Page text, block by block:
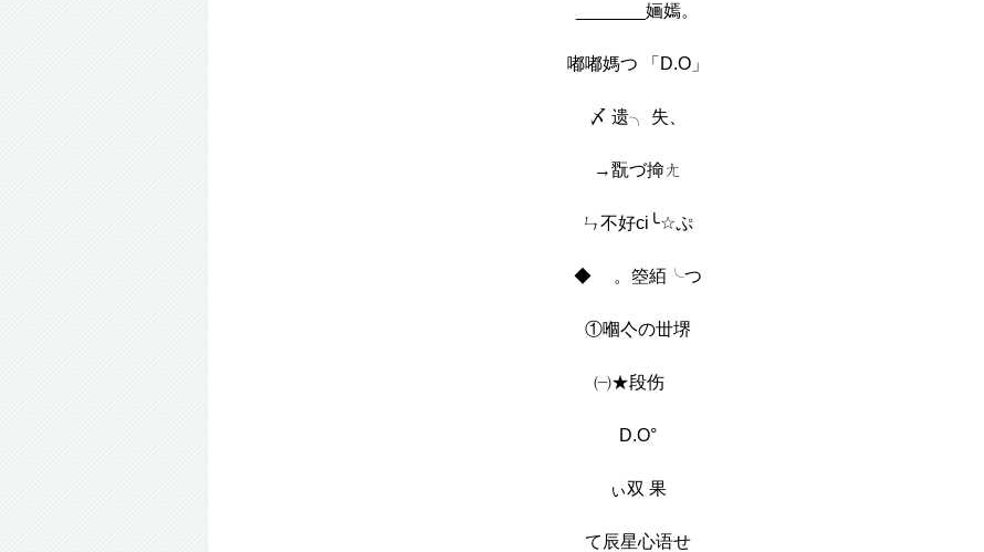
_______婳嫣。
嘟嘟媽つ 「D.O」
〆 遗╮ 失、
→翫づ掵ㄤ
ㄣ不好ci╰☆ぷ
◆ ゞ。箜絔╰つ
①嗰亽の丗堺
㈠★段伤ゞ
D.O°
ぃ双 果
て辰星心语せ